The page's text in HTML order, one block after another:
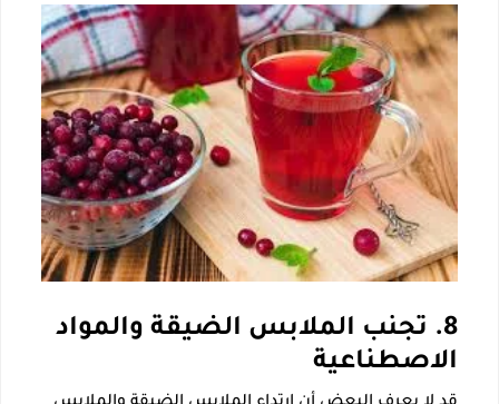
8. تجنب الملابس الضيقة والمواد
الاصطناعية